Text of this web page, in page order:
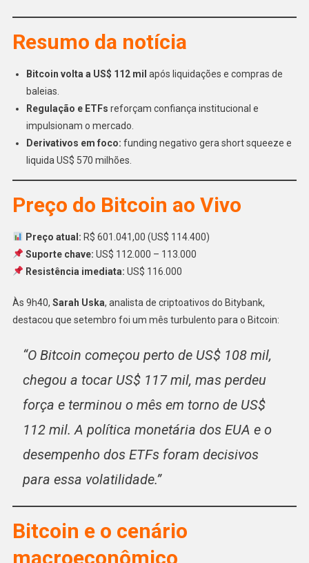
Resumo da notícia
Bitcoin volta a US$ 112 mil após liquidações e compras de
baleias.
Regulação e ETFs reforçam confiança institucional e
impulsionam o mercado.
Derivativos em foco: funding negativo gera short squeeze e
liquida US$ 570 milhões.
Preço do Bitcoin ao Vivo
Preço atual: R$ 601.041,00 (US$ 114.400)
Suporte chave: US$ 112.000 – 113.000
Resistência imediata: US$ 116.000
Às 9h40, Sarah Uska, analista de criptoativos do Bitybank,
destacou que setembro foi um mês turbulento para o Bitcoin:
“O Bitcoin começou perto de US$ 108 mil,
chegou a tocar US$ 117 mil, mas perdeu
força e terminou o mês em torno de US$
112 mil. A política monetária dos EUA e o
desempenho dos ETFs foram decisivos
para essa volatilidade.”
Bitcoin e o cenário
macroeconômico